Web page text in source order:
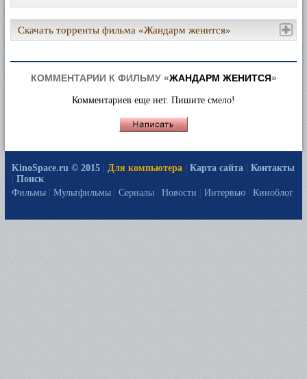
Скачать торренты фильма «Жандарм женится»
КОММЕНТАРИИ К ФИЛЬМУ «ЖАНДАРМ ЖЕНИТСЯ»
Комментариев еще нет. Пишите смело!
KinoSpace.ru © 2015 Для компьютера Карта сайта
Контакты
Поиск
Фильмы
Мультфильмы Сериалы Новости Интервью Киноблог